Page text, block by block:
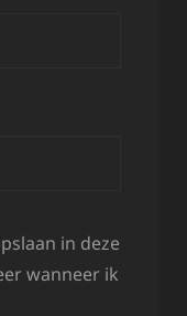
in deze
wanneer ik